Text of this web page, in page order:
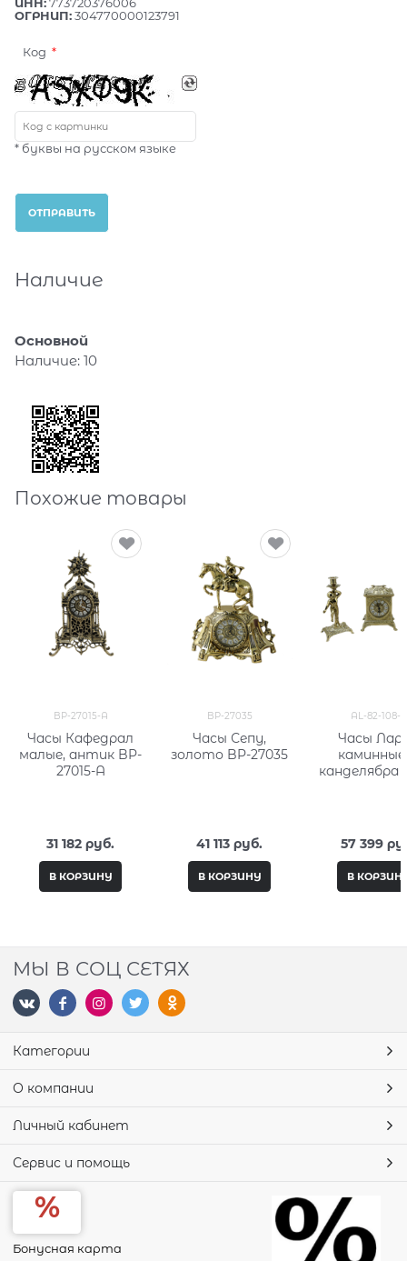
ИНН:773720376006
ОГРНИП:304770000123791
Код
* буквы на русском языке
Наличие
Основной
Наличие: 10
Похожие товары
BP-27015-A
Часы Кафедрал
малые, антик BP-
27015-A
31 182 руб.
В КОРЗИНУ
BP-27035
Часы Сепу,
золото BP-27035
41 113 руб.
В КОРЗИНУ
AL-82-108-C
Часы
канделябра
57 399
В
МЫ В СОЦ СЕТЯХ
Категории
О компании
Личный кабинет
Сервис и помощь
Бонусная карта